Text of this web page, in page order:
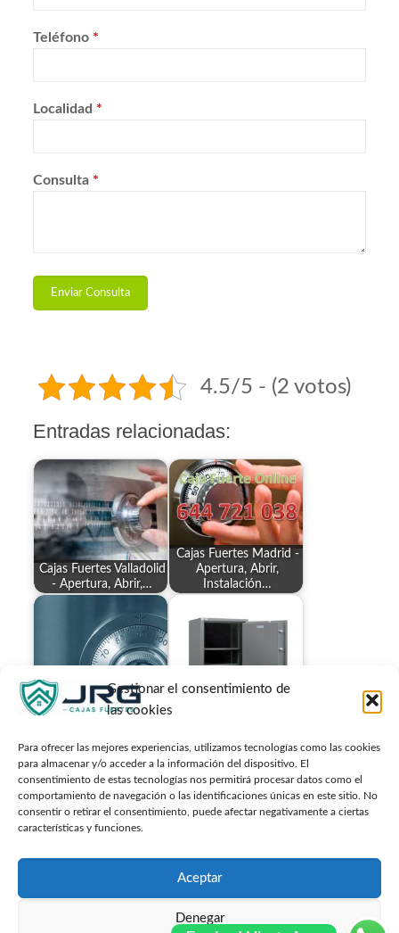
Gestionar el consentimiento de
las cookies
Para ofrecer las mejores experiencias, utilizamos tecnologías como las cookies
para almacenar y/o acceder a la información del dispositivo. El
consentimiento de estas tecnologías nos permitirá procesar datos como el
comportamiento de navegación o las identificaciones únicas en este sitio. No
consentir o retirar el consentimiento, puede afectar negativamente a ciertas
características y funciones.
Aceptar
Denegar
Teléfono *
Localidad *
Consulta *
4.5/5 - (2 votos)
Entradas relacionadas:
Cajas Fuertes Valladolid
- Apertura, Abrir,…
Cajas Fuertes Madrid -
Apertura, Abrir,
Instalación…
Especialista en reparar
cajas fuertes de todo
Abrir Servicio Tecnico
¿Qué servicios de
fuertes son…
camufladas
© Cajafuerteonline.com Todos los derechos